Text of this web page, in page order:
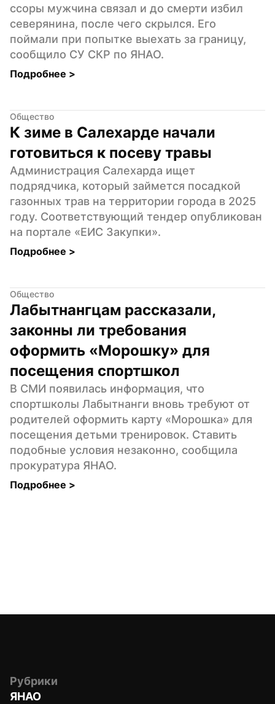
ссоры мужчина связал и до смерти избил
северянина, после чего скрылся. Его
поймали при попытке выехать за границу,
сообщило СУ СКР по ЯНАО.
Подробнее >
Общество
К зиме в Салехарде начали
готовиться к посеву травы
Администрация Салехарда ищет
подрядчика, который займется посадкой
газонных трав на территории города в 2025
году. Соответствующий тендер опубликован
на портале «ЕИС Закупки».
Подробнее >
Общество
Лабытнангцам рассказали,
законны ли требования
оформить «Морошку» для
посещения спортшкол
В СМИ появилась информация, что
спортшколы Лабытнанги вновь требуют от
родителей оформить карту «Морошка» для
посещения детьми тренировок. Ставить
подобные условия незаконно, сообщила
прокуратура ЯНАО.
Подробнее >
Рубрики
ЯНАО